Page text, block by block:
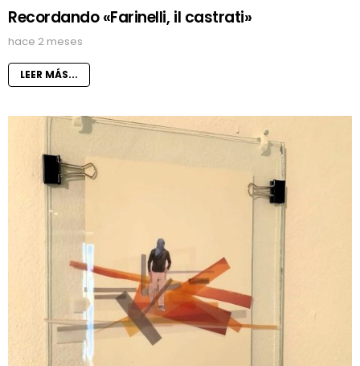
Recordando «Farinelli, il castrati»
hace 2 meses
LEER MÁS...